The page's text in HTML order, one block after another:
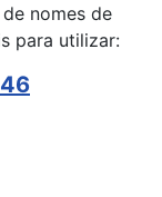
nomes de
para utilizar: